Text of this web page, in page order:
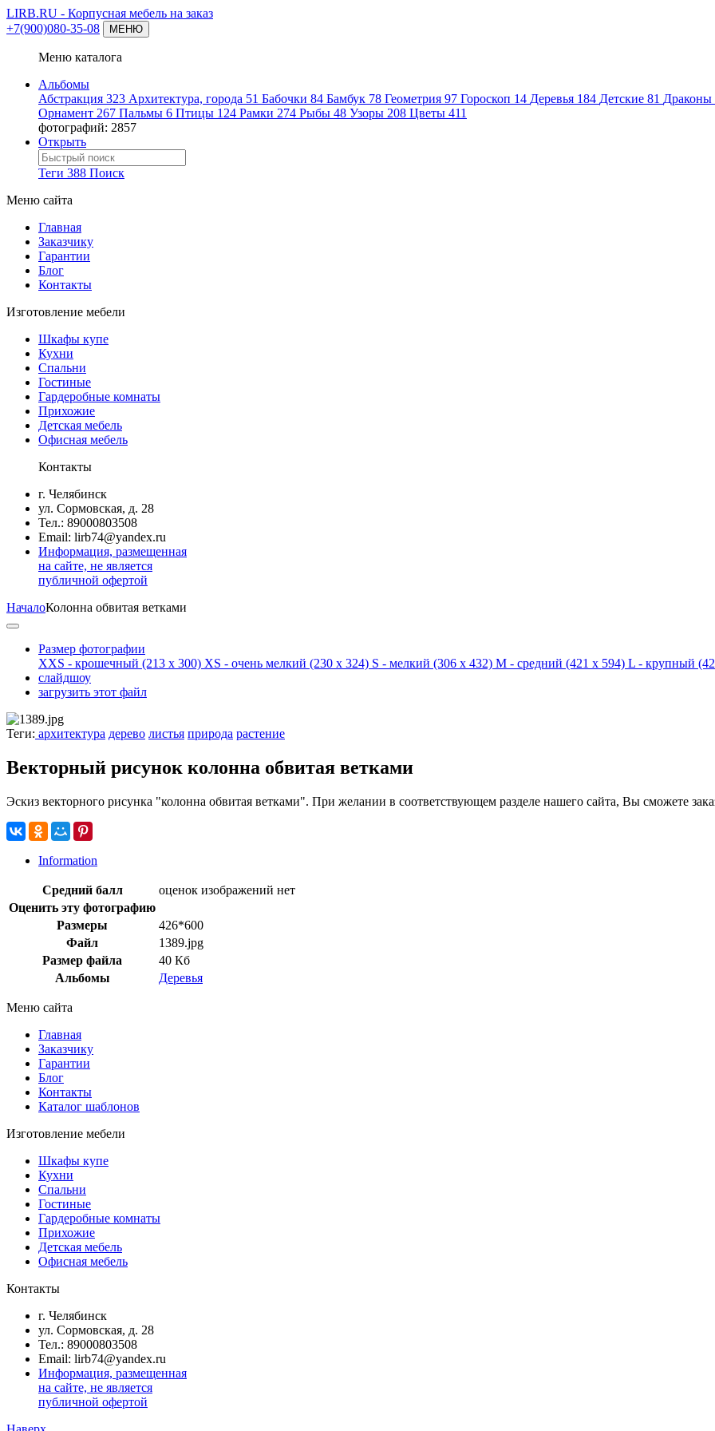
LIRB.RU - Корпусная мебель на заказ
+7(900)080-35-08
МЕНЮ
Меню каталога
Альбомы
Абстракция 323 Архитектура, города 51 Бабочки 84 Бамбук 78 Геометрия 97 Гороскоп 14 Деревья 184 Детские 81 Драконы
Орнамент 267 Пальмы 6 Птицы 124 Рамки 274 Рыбы 48 Узоры 208 Цветы 411
фотографий: 2857
Открыть
Теги 388 Поиск
Меню сайта
Главная
Заказчику
Гарантии
Блог
Контакты
Изготовление мебели
Шкафы купе
Кухни
Спальни
Гостиные
Гардеробные комнаты
Прихожие
Детская мебель
Офисная мебель
Контакты
г. Челябинск
ул. Сормовская, д. 28
Тел.: 89000803508
Email: lirb74@yandex.ru
Информация, размещенная
на сайте, не является
публичной офертой
НачалоКолонна обвитая ветками
Размер фотографии
XXS - крошечный (213 x 300) XS - очень мелкий (230 x 324) S - мелкий (306 x 432) M - средний (421 x 594) L - крупный
слайдшоу
загрузить этот файл
Теги: архитектура дерево листья природа растение
Векторный рисунок колонна обвитая ветками
Эскиз векторного рисунка "колонна обвитая ветками". При желании в соответствующем разделе нашего сайта, Вы сможете
Information
Средний балл
оценок изображений нет
Оценить эту фотографию
Размеры
426*600
Файл
1389.jpg
Размер файла
40 Кб
Альбомы
Деревья
Меню сайта
Главная
Заказчику
Гарантии
Блог
Контакты
Каталог шаблонов
Изготовление мебели
Шкафы купе
Кухни
Спальни
Гостиные
Гардеробные комнаты
Прихожие
Детская мебель
Офисная мебель
Контакты
г. Челябинск
ул. Сормовская, д. 28
Тел.: 89000803508
Email: lirb74@yandex.ru
Информация, размещенная
на сайте, не является
публичной офертой